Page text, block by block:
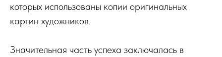
которых использованы копии оригинальных
картин художников.
Значительная часть успеха заключалась в